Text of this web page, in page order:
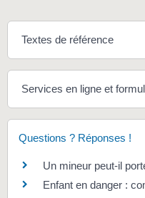
Textes de référence
Services en ligne et
Questions ? Réponses !
Un mineur peut-il
Enfant en danger :